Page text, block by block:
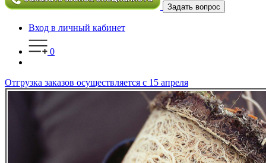
Задать вопрос
Вход в личный кабинет
0
Отгрузка заказов осуществляется с 15 апреля